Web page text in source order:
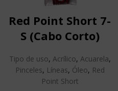
Red Point Short 7-
S (Cabo Corto)
Tipo de uso, Acrílico, Acuarela,
Pinceles, Líneas, Óleo, Red
Point Short